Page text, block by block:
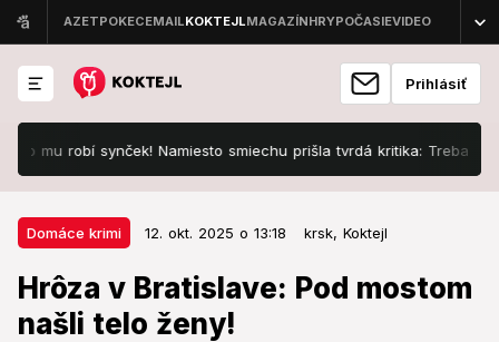
Prihlásiť
mu robí synček! Namiesto smiechu prišla tvrdá kritika: Treba
Domáce krimi 12. okt. 2025 o 13:18 krsk, Koktejl
Hrôza v Bratislave: Pod mostom
našli telo ženy!
Domáce krimi 12. okt. 2025 o 13:18
Hrôza v Bratislave: Pod mostom
našli telo ženy!